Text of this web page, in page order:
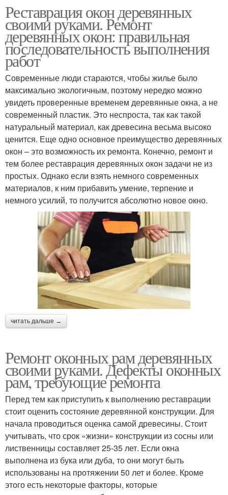
Реставрация окон деревянных
своими руками. Ремонт
деревянных окон: правильная
последовательность выполнения
работ
Современные люди стараются, чтобы жилье было
максимально экологичным, поэтому нередко можно
увидеть проверенные временем деревянные окна, а не
современный пластик. Это неспроста, так как такой
натуральный материал, как древесина весьма высоко
ценится. Еще одно основное преимущество деревянных
окон – это возможность их ремонта. Конечно, ремонт и
тем более реставрация деревянных окон задачи не из
простых. Однако если взять немного современных
материалов, к ним прибавить умение, терпение и
немного усилий, то получится абсолютно новое окно.
читать дальше →
Ремонт оконных рам деревянных
своими руками. Дефекты оконных
рам, требующие ремонта
Перед тем как приступить к выполнению реставрации
стоит оценить состояние деревянной конструкции. Для
начала проводиться оценка самой древесины. Стоит
учитывать, что срок «жизни» конструкции из сосны или
лиственницы составляет 25-35 лет. Если окна
выполнена из бука или дуба, то они могут быть
использованы на протяжении 50 лет и более. Кроме
этого есть некоторые факторы, которые